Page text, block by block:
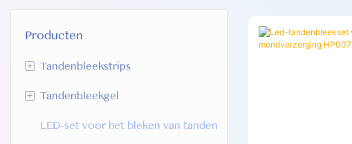
Producten
+ Tandenbleekstrips
HP -tanden bleken strips
SC -tanden whitening strips
+ Tandenbleekgel
HP -tanden blekengel
LED-set voor het bleken van tanden